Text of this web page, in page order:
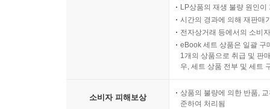
LP상품의 재생 불량 원인
시간의 경과에 의해 재판매
전자상거래 등에서의 소비
eBook 세트 상품은 일괄 구
1개의 상품으로 취급 및 판
우, 세트 상품 전부 및 세트
소비자 피해보상
상품의 불량에 의한 반품,
준하여 처리됨